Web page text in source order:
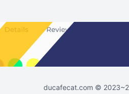
ducafecat.com ©